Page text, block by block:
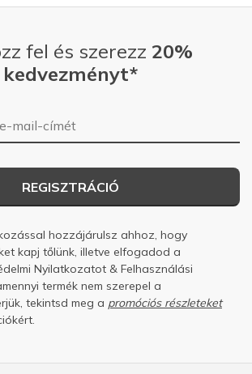
fel és szerezz 20%
kedvezményt*
REGISZTRÁCIÓ
hozzájárulsz ahhoz, hogy
kapj tőlünk, illetve elfogadod a
Nyilatkozatot & Felhasználási
termék nem szerepel a
tekintsd meg a promóciós részleteket